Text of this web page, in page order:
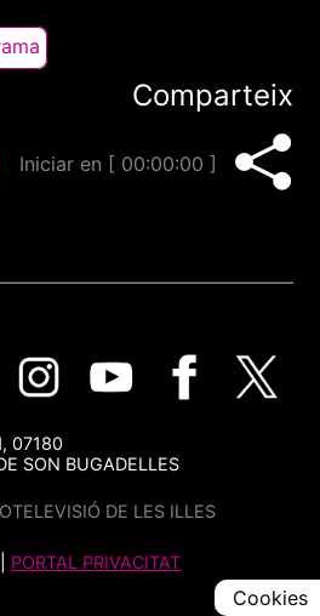
Comparteix
Iniciar en [ 00:00:00 ]
07180
SON BUGADELLES
DE LES ILLES
PORTAL PRIVACITAT
Cookies